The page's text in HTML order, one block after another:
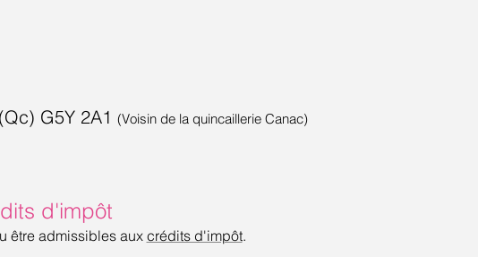
G5Y 2A1 (Voisin de la quincaillerie Canac)
d'impôt
être admissibles aux crédits d'impôt.